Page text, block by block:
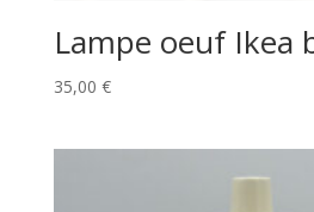
Lampe oeuf Ikea
35,00 €